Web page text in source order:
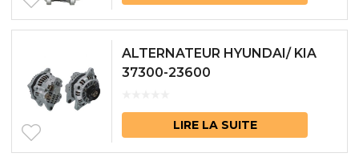
ALTERNATEUR HYUNDAI/ KIA
37300-23600
LIRE LA SUITE